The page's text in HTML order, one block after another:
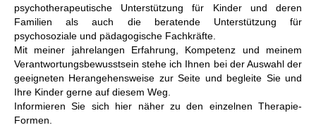
psychotherapeutische Unterstützung für Kinder und deren
Familien als auch die beratende Unterstützung für
psychosoziale und pädagogische Fachkräfte.
Mit meiner jahrelangen Erfahrung, Kompetenz und meinem
Verantwortungsbewusstsein stehe ich Ihnen bei der Auswahl der
geeigneten Herangehensweise zur Seite und begleite Sie und
Ihre Kinder gerne auf diesem Weg.
Informieren Sie sich hier näher zu den einzelnen Therapie-
Formen.